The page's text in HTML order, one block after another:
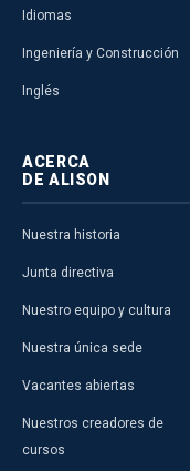
Idiomas
Ingeniería y Construcción
Inglés
ACERCA
DE ALISON
Nuestra historia
Junta directiva
Nuestro equipo y cultura
Nuestra única sede
Vacantes abiertas
Nuestros creadores de
cursos